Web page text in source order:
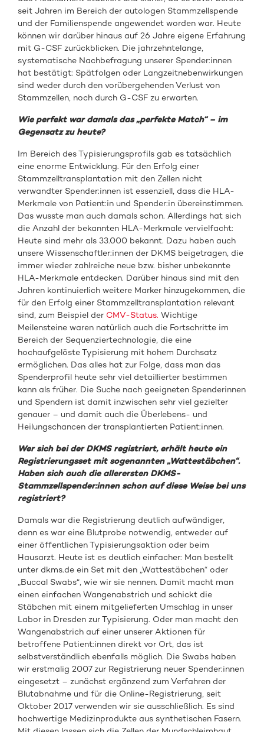
seit Jahren im Bereich der autologen Stammzellspende
und der Familienspende angewendet worden war. Heute
können wir darüber hinaus auf 26 Jahre eigene Erfahrung
mit G-CSF zurückblicken. Die jahrzehntelange,
systematische Nachbefragung unserer Spender:innen
hat bestätigt: Spätfolgen oder Langzeitnebenwirkungen
sind weder durch den vorübergehenden Verlust von
Stammzellen, noch durch G-CSF zu erwarten.
Wie perfekt war damals das „perfekte Match“ – im
Gegensatz zu heute?
Im Bereich des Typisierungsprofils gab es tatsächlich
eine enorme Entwicklung. Für den Erfolg einer
Stammzelltransplantation mit den Zellen nicht
verwandter Spender:innen ist essenziell, dass die HLA-
Merkmale von Patient:in und Spender:in übereinstimmen.
Das wusste man auch damals schon. Allerdings hat sich
die Anzahl der bekannten HLA-Merkmale vervielfacht:
Heute sind mehr als 33.000 bekannt. Dazu haben auch
unsere Wissenschaftler:innen der DKMS beigetragen, die
immer wieder zahlreiche neue bzw. bisher unbekannte
HLA-Merkmale entdecken. Darüber hinaus sind mit den
Jahren kontinuierlich weitere Marker hinzugekommen, die
für den Erfolg einer Stammzelltransplantation relevant
sind, zum Beispiel der CMV-Status. Wichtige
Meilensteine waren natürlich auch die Fortschritte im
Bereich der Sequenziertechnologie, die eine
hochaufgelöste Typisierung mit hohem Durchsatz
ermöglichen. Das alles hat zur Folge, dass man das
Spenderprofil heute sehr viel detaillierter bestimmen
kann als früher. Die Suche nach geeigneten Spenderinnen
und Spendern ist damit inzwischen sehr viel gezielter
genauer – und damit auch die Überlebens- und
Heilungschancen der transplantierten Patient:innen.
Wer sich bei der DKMS registriert, erhält heute ein
Registrierungsset mit sogenannten „Wattestäbchen“.
Haben sich auch die allerersten DKMS-
Stammzellspender:innen schon auf diese Weise bei uns
registriert?
Damals war die Registrierung deutlich aufwändiger,
denn es war eine Blutprobe notwendig, entweder auf
einer öffentlichen Typisierungsaktion oder beim
Hausarzt. Heute ist es deutlich einfacher: Man bestellt
unter dkms.de ein Set mit den „Wattestäbchen“ oder
„Buccal Swabs“, wie wir sie nennen. Damit macht man
einen einfachen Wangenabstrich und schickt die
Stäbchen mit einem mitgelieferten Umschlag in unser
Labor in Dresden zur Typisierung. Oder man macht den
Wangenabstrich auf einer unserer Aktionen für
betroffene Patient:innen direkt vor Ort, das ist
selbstverständlich ebenfalls möglich. Die Swabs haben
wir erstmalig 2007 zur Registrierung neuer Spender:innen
eingesetzt – zunächst ergänzend zum Verfahren der
Blutabnahme und für die Online-Registrierung, seit
Oktober 2017 verwenden wir sie ausschließlich. Es sind
hochwertige Medizinprodukte aus synthetischen Fasern.